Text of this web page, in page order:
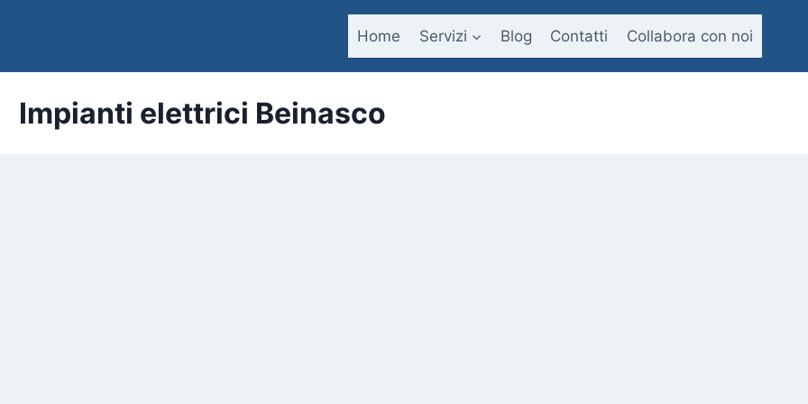
Home Servizi Blog Contatti Collabora con noi
Impianti elettrici Beinasco